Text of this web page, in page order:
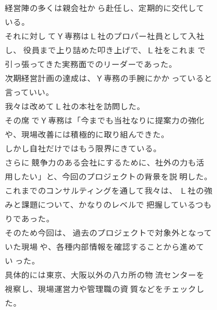
経営陣の多くは親会社か ら赴任し、定期的に交代して
いる。
それに対し てＹ専務はＬ社のプロパー社員として入社
し、 役員まで上り詰めた叩き上げで、Ｌ社をこれま で
引っ張ってきた実務面でのリーダーであった。
次期経営計画の達成は、Ｙ専務の手腕にかか っていると
言っていい。
我々は改めてＬ社の本社を訪問した。
その席 でＹ専務は「今までも当社なりに提案力の強化
や、現場改善には積極的に取り組んできた。
しかし自社だけではもう限界にきている。
さらに 競争力のある会社にするために、社外の力も活
用したい」と、今回のプロジェクトの背景を説 明した。
これまでのコンサルティングを通して我々は、 Ｌ社の強
みと課題について、かなりのレベルで 把握しているつも
りであった。
そのため今回は、 過去のプロジェクトで対象外となって
いた現場 や、各種内部情報を確認することから進めて
い った。
具体的には東京、大阪以外の八カ所の物 流センターを
視察し、現場運営力や管理職の資 質などをチェックし
た。